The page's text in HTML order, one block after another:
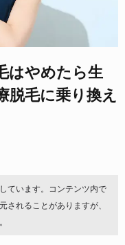
はやめたら生
脱毛に乗り換え
ています。コンテンツ内で
されることがありますが、